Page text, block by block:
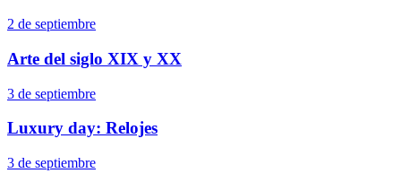
2 de septiembre
Arte del siglo XIX y XX
3 de septiembre
Luxury day: Relojes
3 de septiembre